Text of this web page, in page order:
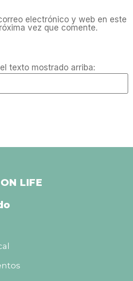
electrónico y web en este
vez que comente.
texto mostrado arriba:
LIFE